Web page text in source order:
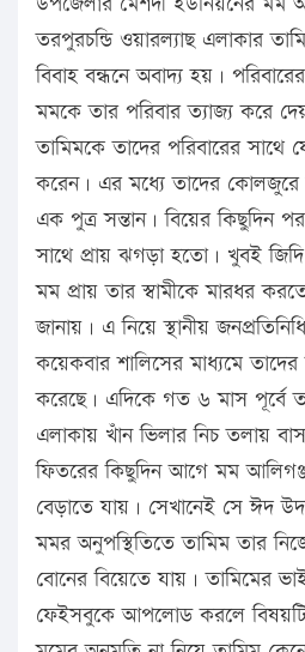
তরপুরচন্ডি ওয়ারল্যাছ এলাকার
বিবাহ বন্ধনে অবাদ্য হয়।
মমকে তার পরিবার ত্যাজ্য করে
তামিমকে তাদের পরিবারের সাথে
করেন। এর মধ্যে তাদের কোলজুরে
এক পুত্র সন্তান। বিয়ের কিছুদিন
সাথে প্রায় ঝগড়া হতো। খুবই
মম প্রায় তার স্বামীকে মারধর
জানায়। এ নিয়ে স্থানীয়
কয়েকবার শালিসের মাধ্যমে তাদের
করেছে। এদিকে গত ৬ মাস পূর্বে
এলাকায় খাঁন ভিলার নিচ তলায়
ফিতরের কিছুদিন আগে মম
বেড়াতে যায়। সেখানেই সে ঈদ
মমর অনুপস্থিতিতে তামিম তার
বোনের বিয়েতে যায়। তামিমের
ফেইসবুকে আপলোড করলে